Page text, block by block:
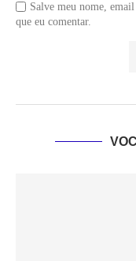
Salve meu nome,
que eu comentar.